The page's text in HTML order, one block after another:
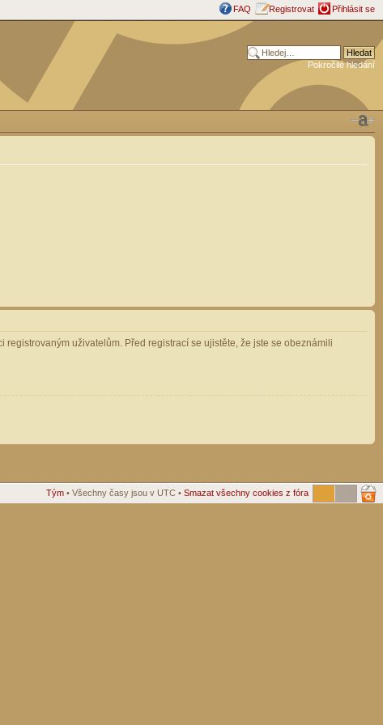
FAQ Registrovat Přihlásit se
Pokročilé hledání
uživatelům. Před registrací se ujistěte, že jste se obeznámili
Tým • Všechny časy jsou v UTC • Smazat všechny cookies z fóra